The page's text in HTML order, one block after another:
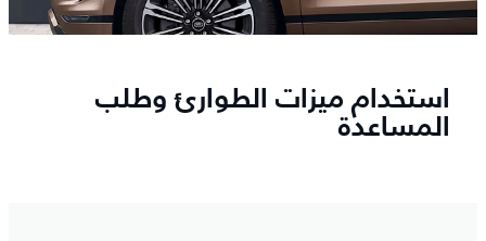
استخدام ميزات الطوارئ وطلب
المساعدة